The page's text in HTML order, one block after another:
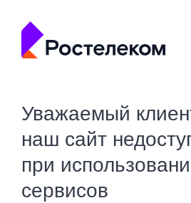
Уважаемый
наш сайт
при
сервисов